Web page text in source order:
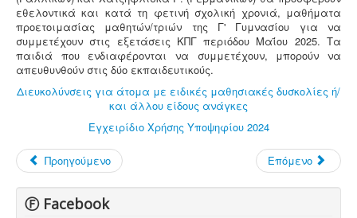
εθελοντικά και κατά τη φετινή σχολική χρονιά, μαθήματα
προετοιμασίας μαθητών/τριών της Γ' Γυμνασίου για να
συμμετέχουν στις εξετάσεις ΚΠΓ περιόδου Μαΐου 2025. Τα
παιδιά που ενδιαφέρονται να συμμετέχουν, μπορούν να
απευθυνθούν στις δύο εκπαιδευτικούς.
Διευκολύνσεις για άτομα με ειδικές μαθησιακές δυσκολίες ή/
και άλλου είδους ανάγκες
Εγχειρίδιο Χρήσης Υποψηφίου 2024
Προηγούμενο Επόμενο
Ⓕ Facebook